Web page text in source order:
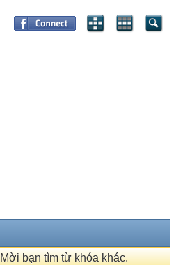
bạn tìm từ khóa khác.